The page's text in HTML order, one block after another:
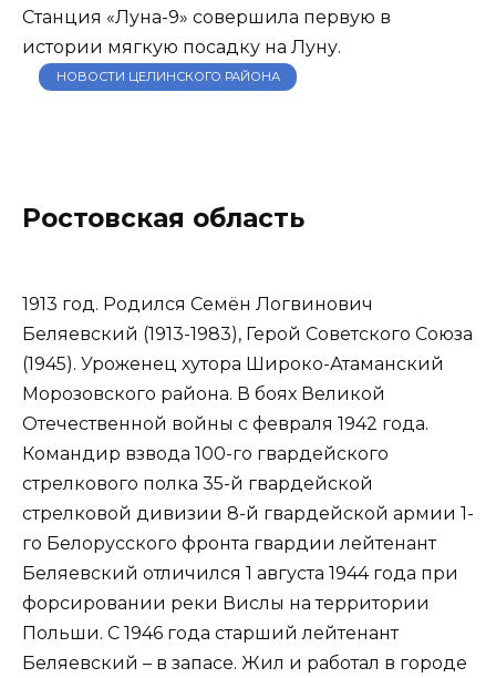
Станция «Луна-9» совершила первую в
истории мягкую посадку на Луну.
НОВОСТИ ЦЕЛИНСКОГО РАЙОНА
Ростовская область
1913 год. Родился Семён Логвинович
Беляевский (1913-1983), Герой Советского Союза
(1945). Уроженец хутора Широко-Атаманский
Морозовского района. В боях Великой
Отечественной войны с февраля 1942 года.
Командир взвода 100-го гвардейского
стрелкового полка 35-й гвардейской
стрелковой дивизии 8-й гвардейской армии 1-
го Белорусского фронта гвардии лейтенант
Беляевский отличился 1 августа 1944 года при
форсировании реки Вислы на территории
Польши. С 1946 года старший лейтенант
Беляевский – в запасе. Жил и работал в городе